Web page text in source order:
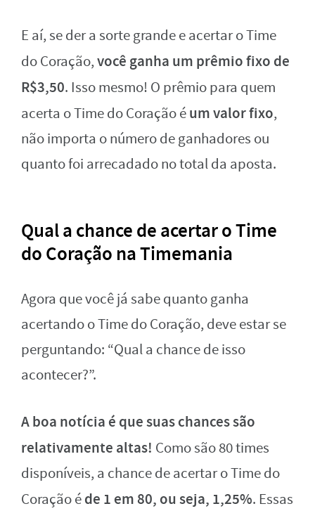
E aí, se der a sorte grande e acertar o Time
do Coração,você ganha um prêmio fixo de
R$3,50. Isso mesmo! O prêmio para quem
acerta o Time do Coração éum valor fixo,
não importa o número de ganhadores ou
quanto foi arrecadado no total da aposta.
Qual a chance de acertar o Time
do Coração na Timemania
Agora que você já sabe quanto ganha
acertando o Time do Coração, deve estar se
perguntando: “Qual a chance de isso
acontecer?”.
A boa notícia é que suas chances são
relativamente altas! Como são 80 times
disponíveis, a chance de acertar o Time do
Coração éde 1 em 80, ou seja, 1,25%. Essas